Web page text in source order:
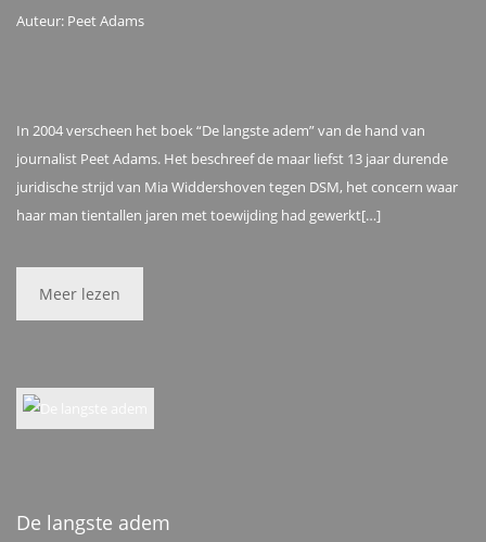
Auteur: Peet Adams
In 2004 verscheen het boek “De langste adem” van de hand van
journalist Peet Adams. Het beschreef de maar liefst 13 jaar durende
juridische strijd van Mia Widdershoven tegen DSM, het concern waar
haar man tientallen jaren met toewijding had gewerkt[…]
Meer lezen
De langste adem